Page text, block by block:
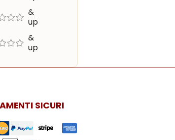
&
up
&
up
SICURI